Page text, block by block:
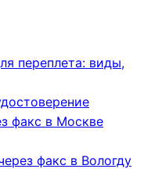
переплета: виды,
факс в Москве
факс в Вологду